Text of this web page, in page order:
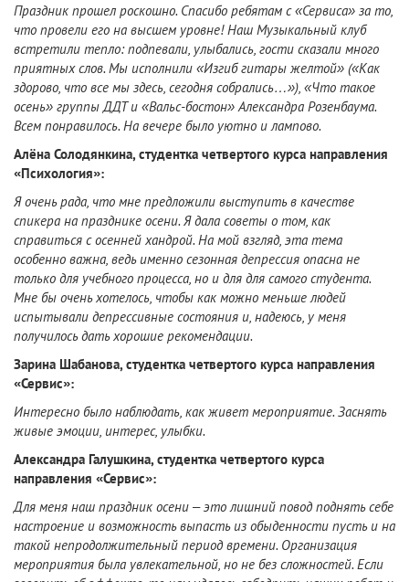
Праздник прошел роскошно. Спасибо ребятам с «Сервиса» за то,
что провели его на высшем уровне! Наш Музыкальный клуб
встретили тепло: подпевали, улыбались, гости сказали много
приятных слов. Мы исполнили «Изгиб гитары желтой» («Как
здорово, что все мы здесь, сегодня собрались…»), «Что такое
осень» группы ДДТ и «Вальс-бостон» Александра Розенбаума.
Всем понравилось. На вечере было уютно и лампово.
Алёна Солодянкина, студентка четвертого курса направления
«Психология»:
Я очень рада, что мне предложили выступить в качестве
спикера на празднике осени. Я дала советы о том, как
справиться с осенней хандрой. На мой взгляд, эта тема
особенно важна, ведь именно сезонная депрессия опасна не
только для учебного процесса, но и для для самого студента.
Мне бы очень хотелось, чтобы как можно меньше людей
испытывали депрессивные состояния и, надеюсь, у меня
получилось дать хорошие рекомендации.
Зарина Шабанова, студентка четвертого курса направления
«Сервис»:
Интересно было наблюдать, как живет мероприятие. Заснять
живые эмоции, интерес, улыбки.
Александра Галушкина, студентка четвертого курса
направления «Сервис»:
Для меня наш праздник осени – это лишний повод поднять себе
настроение и возможность выпасть из обыденности пусть и на
такой непродолжительный период времени. Организация
мероприятия была увлекательной, но не без сложностей. Если